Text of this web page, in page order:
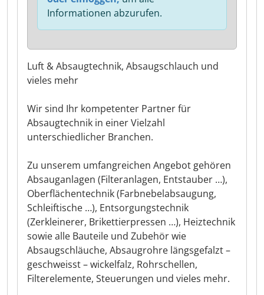
Luft & Absaugtechnik, Absaugschlauch und
vieles mehr
Wir sind Ihr kompetenter Partner für
Absaugtechnik in einer Vielzahl
unterschiedlicher Branchen.
Zu unserem umfangreichen Angebot gehören
Absauganlagen (Filteranlagen, Entstauber …),
Oberflächentechnik (Farbnebelabsaugung,
Schleiftische …), Entsorgungstechnik
(Zerkleinerer, Brikettierpressen …), Heiztechnik
sowie alle Bauteile und Zubehör wie
Absaugschläuche, Absaugrohre längsgefalzt –
geschweisst – wickelfalz, Rohrschellen,
Filterelemente, Steuerungen und vieles mehr.
Informationen abzurufen.